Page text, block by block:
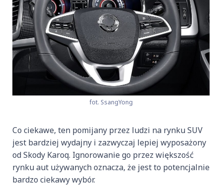
fot. SsangYong
Co ciekawe, ten pomijany przez ludzi na rynku SUV
jest bardziej wydajny i zazwyczaj lepiej wyposażony
od Skody Karoq. Ignorowanie go przez większość
rynku aut używanych oznacza, że jest to potencjalnie
bardzo ciekawy wybór.